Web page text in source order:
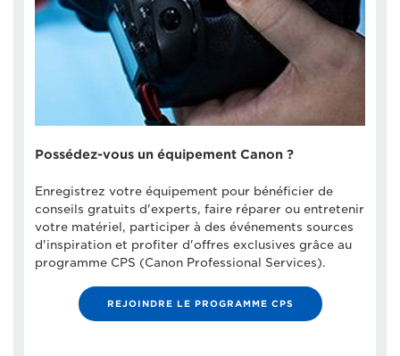
Possédez-vous un équipement Canon ?
Enregistrez votre équipement pour bénéficier de
conseils gratuits d'experts, faire réparer ou entretenir
votre matériel, participer à des événements sources
d'inspiration et profiter d'offres exclusives grâce au
programme CPS (Canon Professional Services).
REJOINDRE LE PROGRAMME CPS